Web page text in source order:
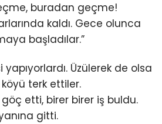
buradan geçme!
kaldı. Gece olunca
başladılar.”
yapıyorlardı. Üzülerek de olsa
köyü terk ettiler.
etti, birer birer iş buldu.
gitti.